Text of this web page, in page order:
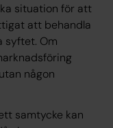
situation för att
att behandla
syftet. Om
någon
samtycke kan